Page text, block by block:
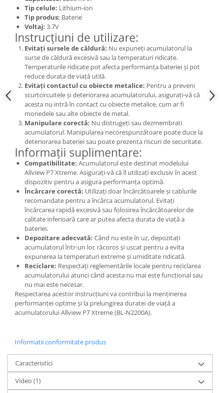
Nokia
Samsung
Sony
Display
Alcatel
Allview
Asus
Blackberry
Blackview
Display Oneplus
HTC
Huawei
Iphone
Lenovo
Motorola
Nokia
Oppo
Samsung
Sony
Xiaomi
ZTE
Mufa incarcare
Allview
Tip celule: Lithium-ion
Tip produs: Baterie
Voltaj: 3.7V
Instrucțiuni de utilizare:
Evitați sursele de căldură: Nu expuneți acumulatorul la
surse de căldură excesivă sau la temperaturi ridicate.
Temperaturile ridicate pot afecta performanța bateriei și pot
reduce durata de viață utilă.
Evitați contactul cu obiecte metalice: Pentru a preveni
scurtcircuitele și deteriorarea acumulatorului, asigurați-vă că
acesta nu intră în contact cu obiecte metalice, cum ar fi
monedele sau alte obiecte de metal.
Manipulare corectă: Nu distrugeți sau dezmembrati
acumulatorul. Manipularea necorespunzătoare poate duce la
deteriorarea bateriei sau poate prezenta riscuri de securitate.
Informații suplimentare:
Compatibilitate: Acumulatorul este destinat modelului
Allview P7 Xtreme. Asigurați-vă că îl utilizați exclusiv în acest
dispozitiv pentru a asigura performanța optimă.
Încărcare corectă: Utilizați doar încărcătoarele și cablurile
recomandate pentru a încărca acumulatorul. Evitați
încărcarea rapidă excesivă sau folosirea încărcătoarelor de
calitate inferioară care ar putea afecta durata de viață a
bateriei.
Depozitare adecvată: Când nu este în uz, depozitați
acumulatorul într-un loc răcoros și uscat pentru a evita
expunerea la temperaturi extreme și umiditate ridicată.
Reciclare: Respectați reglementările locale pentru reciclarea
acumulatorului atunci când acesta nu mai este funcțional sau
nu mai este necesar.
Respectarea acestor instrucțiuni va contribui la menținerea
performanței optime și la prelungirea duratei de viață a
acumulatorului Allview P7 Xtreme (BL-N2200A).
Informatii conformitate produs
Caracteristici
Video (1)